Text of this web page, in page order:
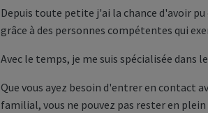
Depuis toute petite j'ai la chance d'avoir
grâce à des personnes compétentes qui
Avec le temps, je me suis spécialisée dans
Que vous ayez besoin d'entrer en contact
familial, vous ne pouvez pas rester en